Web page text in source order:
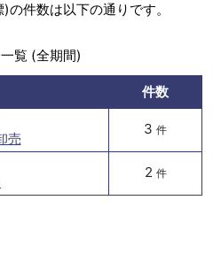
件数は以下の通りです。
覧 (全期間)
件数
売
3 件
2 件